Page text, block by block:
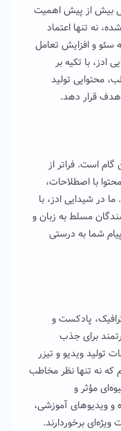
بیش از پیش اهمیت
نه تنها اعتماد
سئو و افزایش تعامل
با تکیه بر
محتوایی تولید
قرار دهد.
گام است. فراتر از
با اصطلاحات،
در شیدایی ادز، با
مسلط به زبان و
شما به درستی
پادکست و
برای جذب
تولید ویدیو و تیزر
که نه تنها نظر مخاطب
مؤثر و
و ویدیوهای آموزشی،
ویژه‌ای برخوردارند.